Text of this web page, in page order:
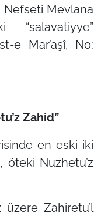
Nefseti Mevlana
“salavatiyye”
e Mar’aşî, No:
Zahid”
en eski iki
öteki Nuzhetu’z
Zahiretu’l